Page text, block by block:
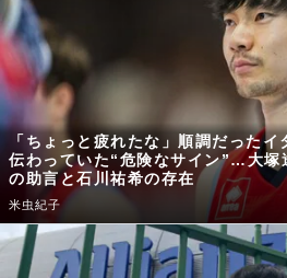
「ちょっと疲れたな」順調だった
伝わっていた“危険なサイン”…大塚
の助言と石川祐希の存在
米虫紀子